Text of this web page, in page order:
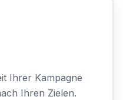
Ihrer Kampagne
Ihren Zielen.